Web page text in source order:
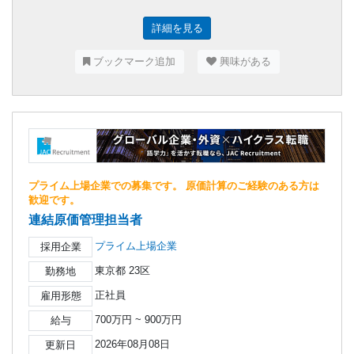
詳細を見る
ブックマーク追加 興味がある
プライム上場企業での募集です。 原価計算のご経験のある方は
歓迎です。
連結原価管理担当者
採用企業 プライム上場企業
勤務地 東京都 23区
雇用形態 正社員
給与 700万円 ~ 900万円
更新日 2026年08月08日